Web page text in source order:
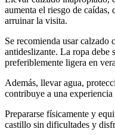
aumenta el riesgo de caídas,
arruinar la visita.
Se recomienda usar calzado
antideslizante. La ropa debe
preferiblemente ligera en
Además, llevar agua,
contribuye a una experiencia
Prepararse físicamente y
castillo sin dificultades y